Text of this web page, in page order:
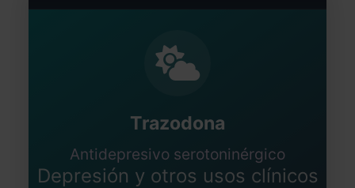
Trazodona
Antidepresivo serotoninérgico
Depresión y otros usos clínicos